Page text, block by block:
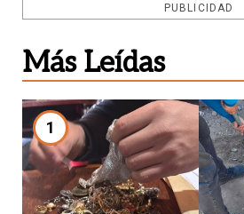
PUBLICIDAD
Más Leídas
1